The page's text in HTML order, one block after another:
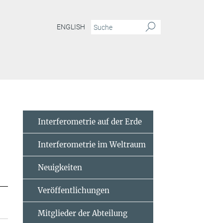
ENGLISH
Interferometrie auf der Erde
Interferometrie im Weltraum
Neuigkeiten
Veröffentlichungen
Mitglieder der Abteilung